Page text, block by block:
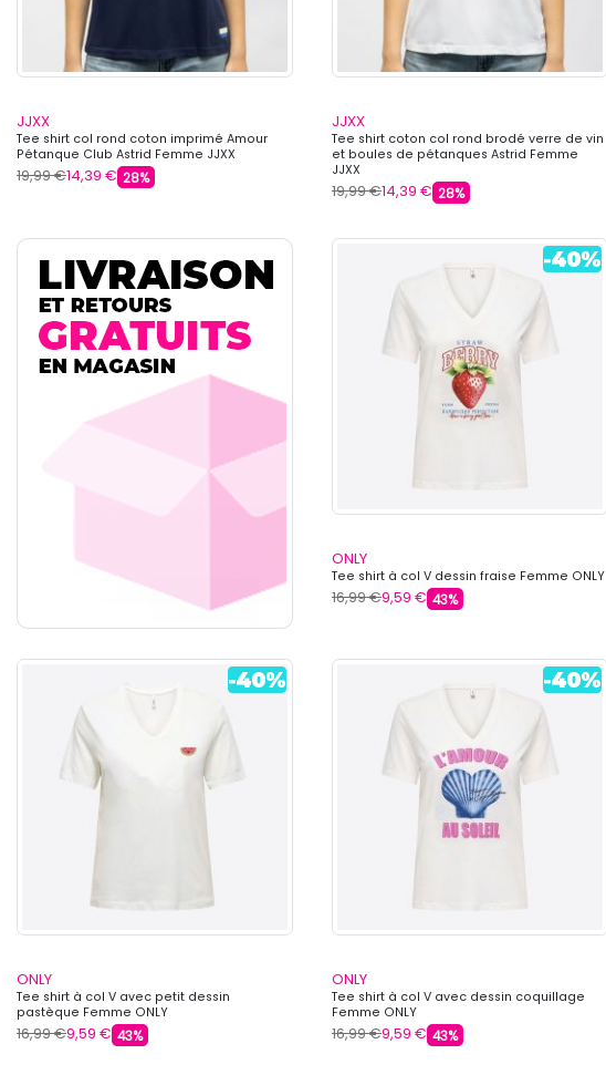
JJXX
Tee shirt col rond coton imprimé Amour
Pétanque Club Astrid Femme JJXX
19,99 €14,39 € 28%
JJXX
Tee shirt coton col rond brodé verre de vin
et boules de pétanques Astrid Femme
JJXX
19,99 €14,39 € 28%
ONLY
Tee shirt à col V dessin fraise Femme ONLY
16,99 €9,59 € 43%
ONLY
Tee shirt à col V avec petit dessin
pastèque Femme ONLY
16,99 €9,59 € 43%
ONLY
Tee shirt à col V avec dessin coquillage
Femme ONLY
16,99 €9,59 € 43%